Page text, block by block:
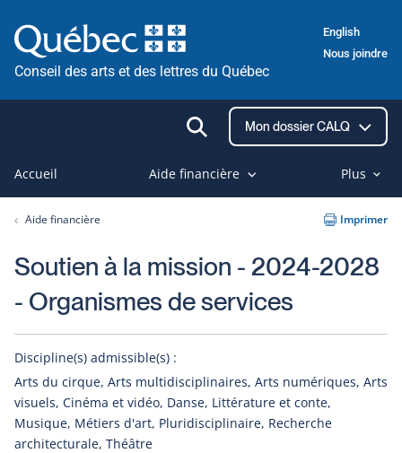
au
contenu
Conseil des arts et des lettres du Québec
English
Nous joindre
Ouvrir
la
recherche
Mon dossier CALQ
Accueil Aide financière Plus
Aide financière Imprimer
Soutien à la mission - 2024-2028
- Organismes de services
Discipline(s) admissible(s) :
Arts du cirque, Arts multidisciplinaires, Arts numériques, Arts
visuels, Cinéma et vidéo, Danse, Littérature et conte,
Musique, Métiers d'art, Pluridisciplinaire, Recherche
architecturale, Théâtre